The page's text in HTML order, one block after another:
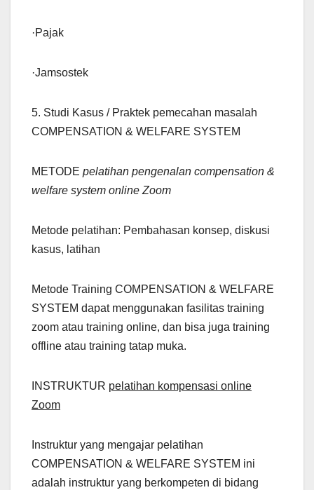
·Pajak
·Jamsostek
5. Studi Kasus / Praktek pemecahan masalah
COMPENSATION & WELFARE SYSTEM
METODE pelatihan pengenalan compensation &
welfare system online Zoom
Metode pelatihan: Pembahasan konsep, diskusi
kasus, latihan
Metode Training COMPENSATION & WELFARE
SYSTEM dapat menggunakan fasilitas training
zoom atau training online, dan bisa juga training
offline atau training tatap muka.
INSTRUKTUR pelatihan kompensasi online
Zoom
Instruktur yang mengajar pelatihan
COMPENSATION & WELFARE SYSTEM ini
adalah instruktur yang berkompeten di bidang